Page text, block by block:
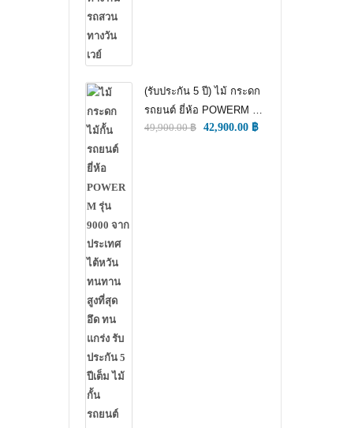
(รับประกัน 5 ปี) ไม้ กระดก
รถยนต์ ยี่ห้อ POWERM รุ่น
9000 ทนทานสูงที่สุด อึด
49,900.00฿ 42,900.00 ฿